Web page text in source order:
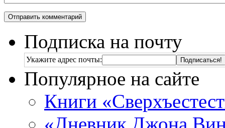
Подписка на почту
Укажите адрес почты:
Популярное на сайте
Книги
«Дневник Джона